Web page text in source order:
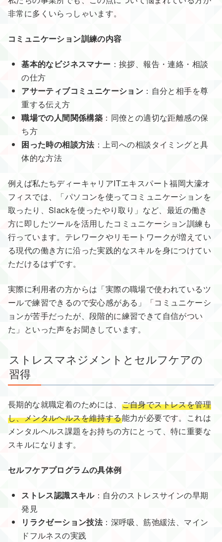
非常に多くいらっしゃいます。
コミュニケーション訓練の内容
基本的なビジネスマナー ：挨拶、報告・連絡・相談
の仕方
アサーティブコミュニケーション ：自分と相手を尊
重する伝え方
職場での人間関係構築 ：同僚との適切な距離感の保
ち方
困った時の相談方法：上司への相談タイミングと具
体的な方法
例えば私たちディーキャリアITエキスパート福岡大濠オ
フィスでは、「パソコンを使ってコミュニケーションを
取ったり、Slackを使ったやり取り」など、最近の働き
方に即したツールを活用したコミュニケーション訓練も
行っています。テレワークやリモートワークが増えてい
る現代の働き方に沿った実践的なスキルを身につけてい
ただけるはずです。
実際に利用者の方からは「実際の職場で使われているツ
ールで練習できるので安心感がある」「コミュニケーシ
ョンが苦手だったが、段階的に練習できて自信がつい
た」といった声をお聞きしています。
ストレスマネジメントとセルフケアの
習得
長期的な就職定着のためには、 ご自身でストレスを管理
し、メンタルヘルスを維持する能力が必要です。これは
メンタルヘルス課題をお持ちの方にとって、特に重要な
スキルになります。
セルフケアプログラムの具体例
ストレス認識スキル：自分のストレスサインの早期
発見
リラクゼーション技法：深呼吸、筋弛緩法、マイン
ドフルネスの実践